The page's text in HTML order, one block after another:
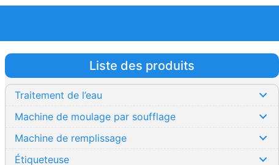
Liste des produits
Traitement de l’eau
Machine de moulage par soufflage
Machine de remplissage
Étiqueteuse